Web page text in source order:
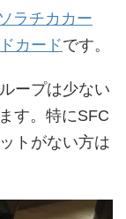
ソラチカカー
カードです。
ープは少ない
す。特にSFC
トがない方は